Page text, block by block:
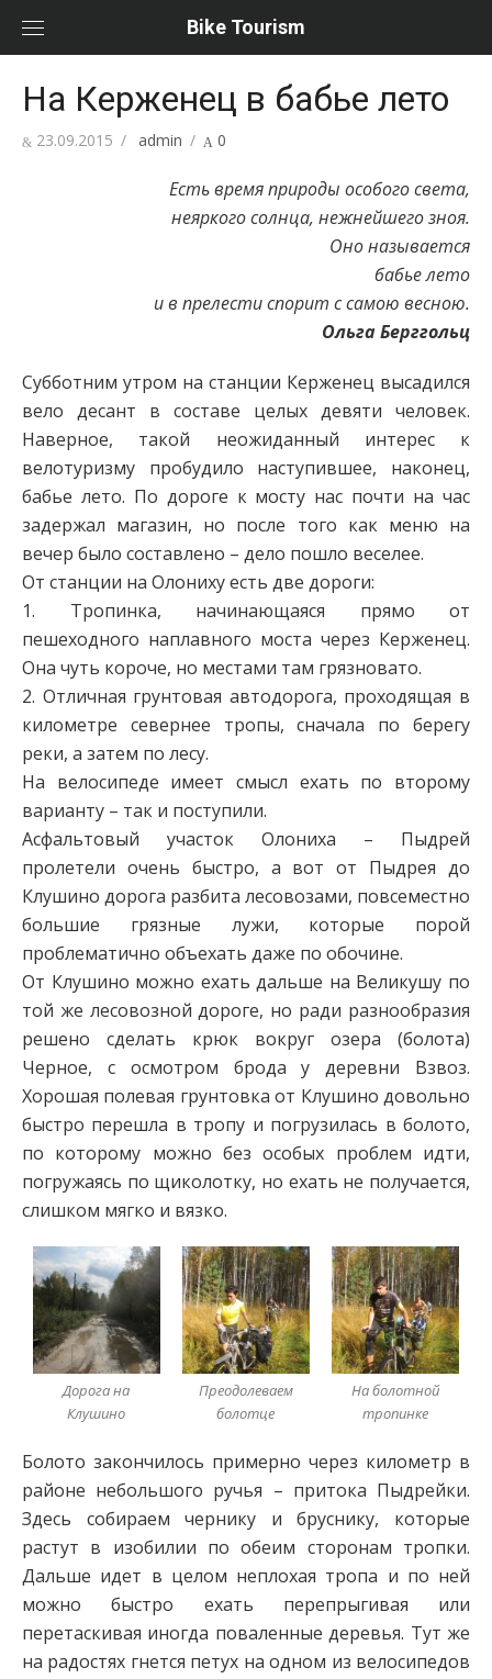
Bike Tourism
На Керженец в бабье лето
Опубликовано
23.09.2015 Автор
admin 0
Есть время природы особого света,
неяркого солнца, нежнейшего зноя.
Оно называется
бабье лето
и в прелести спорит с самою весною.
Ольга Берггольц
Субботним утром на станции Керженец высадился
вело десант в составе целых девяти человек.
Наверное, такой неожиданный интерес к
велотуризму пробудило наступившее, наконец,
бабье лето. По дороге к мосту нас почти на час
задержал магазин, но после того как меню на
вечер было составлено – дело пошло веселее.
От станции на Олониху есть две дороги:
1. Тропинка, начинающаяся прямо от
пешеходного наплавного моста через Керженец.
Она чуть короче, но местами там грязновато.
2. Отличная грунтовая автодорога, проходящая в
километре севернее тропы, сначала по берегу
реки, а затем по лесу.
На велосипеде имеет смысл ехать по второму
варианту – так и поступили.
Асфальтовый участок Олониха – Пыдрей
пролетели очень быстро, а вот от Пыдрея до
Клушино дорога разбита лесовозами, повсеместно
большие грязные лужи, которые порой
проблематично объехать даже по обочине.
От Клушино можно ехать дальше на Великушу по
той же лесовозной дороге, но ради разнообразия
решено сделать крюк вокруг озера (болота)
Черное, с осмотром брода у деревни Взвоз.
Хорошая полевая грунтовка от Клушино довольно
быстро перешла в тропу и погрузилась в болото,
по которому можно без особых проблем идти,
погружаясь по щиколотку, но ехать не получается,
слишком мягко и вязко.
Дорога на
Клушино
Преодолеваем
болотце
На болотной
тропинке
Болото закончилось примерно через километр в
районе небольшого ручья – притока Пыдрейки.
Здесь собираем чернику и бруснику, которые
растут в изобилии по обеим сторонам тропки.
Дальше идет в целом неплохая тропа и по ней
можно быстро ехать перепрыгивая или
перетаскивая иногда поваленные деревья. Тут же
на радостях гнется петух на одном из велосипедов